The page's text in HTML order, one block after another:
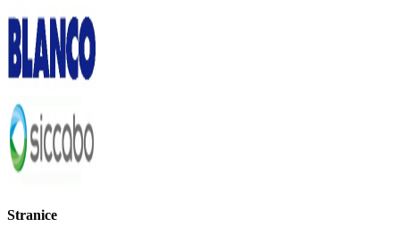
Stranice